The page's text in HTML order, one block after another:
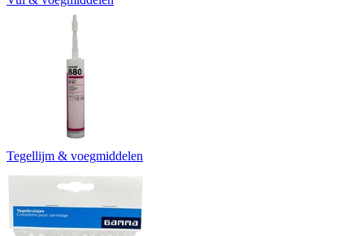
Tegellijm & voegmiddelen